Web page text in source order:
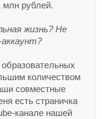
млн рублей.
жизнь? Не
количеством
совместные
есть страничка
канале нашей